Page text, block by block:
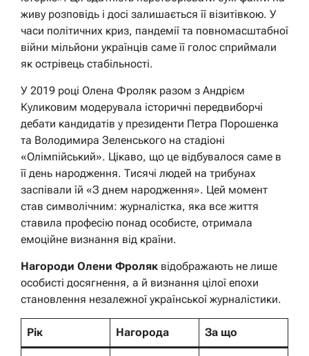
живу розповідь і досі залишається її візитівкою. У
часи політичних криз, пандемії та повномасштабної
війни мільйони українців саме її голос сприймали
як острівець стабільності.
У 2019 році Олена Фроляк разом з Андрієм
Куликовим модерувала історичні передвиборчі
дебати кандидатів у президенти Петра Порошенка
та Володимира Зеленського на стадіоні
«Олімпійський». Цікаво, що це відбувалося саме в
її день народження. Тисячі людей на трибунах
заспівали їй «З днем народження». Цей момент
став символічним: журналістка, яка все життя
ставила професію понад особисте, отримала
емоційне визнання від країни.
Нагороди Олени Фроляк відображають не лише
особисті досягнення, а й визнання цілої епохи
становлення незалежної української журналістики.
Рік Нагорода За що